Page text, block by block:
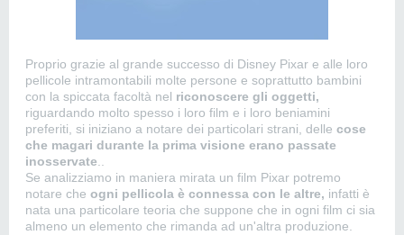
Proprio grazie al grande successo di Disney Pixar e alle loro
pellicole intramontabili molte persone e soprattutto bambini
con la spiccata facoltà nel riconoscere gli oggetti,
riguardando molto spesso i loro film e i loro beniamini
preferiti, si iniziano a notare dei particolari strani, delle cose
che magari durante la prima visione erano passate
inosservate
Se analizziamo in maniera mirata un film Pixar potremo
notare che ogni pellicola è connessa con le altre, infatti è
nata una particolare teoria che suppone che in ogni film ci sia
almeno un elemento che rimanda ad un'altra produzione.